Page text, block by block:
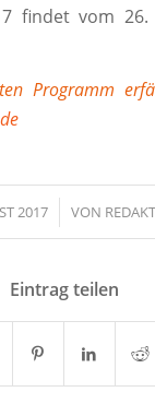
findet vom
Programm
2017 VON
Eintrag teilen